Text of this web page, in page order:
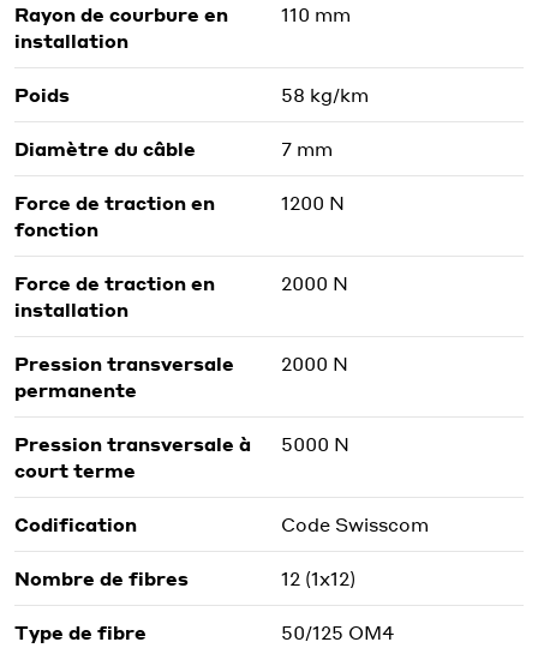
Rayon de courbure en
installation
110 mm
Poids 58 kg/km
Diamètre du câble 7 mm
Force de traction en
fonction
1200 N
Force de traction en
installation
2000 N
Pression transversale
permanente
2000 N
Pression transversale à
court terme
5000 N
Codification Code Swisscom
Nombre de fibres 12 (1x12)
Type de fibre 50/125 OM4